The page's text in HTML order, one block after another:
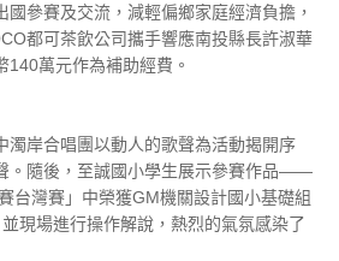
國參賽及交流，減輕偏鄉家庭經濟負擔，
都可茶飲公司攜手響應南投縣長許淑華
140萬元作為補助經費。
濁岸合唱團以動人的歌聲為活動揭開序
。隨後，至誠國小學生展示參賽作品——
台灣賽」中榮獲GM機關設計國小基礎組
現場進行操作解說，熱烈的氣氛感染了